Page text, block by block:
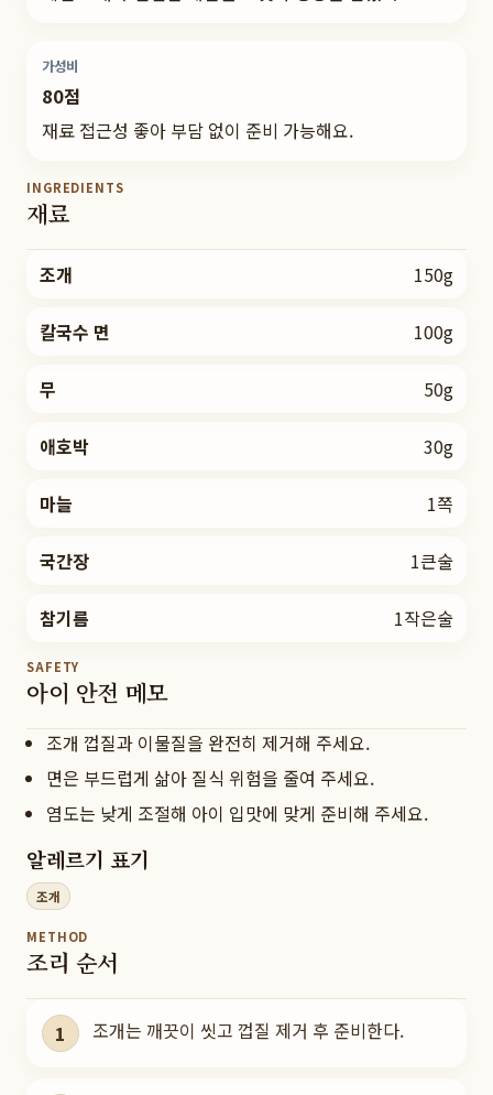
가성비
80점
재료 접근성 좋아 부담 없이 준비 가능해요.
INGREDIENTS
재료
조개 150g
칼국수 면 100g
무 50g
애호박 30g
마늘 1쪽
국간장 1큰술
참기름 1작은술
SAFETY
아이 안전 메모
조개 껍질과 이물질을 완전히 제거해 주세요.
면은 부드럽게 삶아 질식 위험을 줄여 주세요.
염도는 낮게 조절해 아이 입맛에 맞게 준비해 주세요.
알레르기 표기
조개
METHOD
조리 순서
1 조개는 깨끗이 씻고 껍질 제거 후 준비한다.